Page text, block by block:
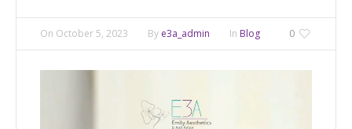
0
On October 5, 2023 By e3a_admin In Blog